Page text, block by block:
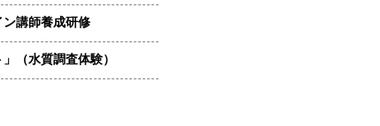
ン講師養成研修
（水質調査体験）